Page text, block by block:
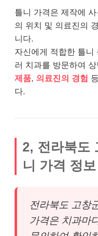
틀니 가격은 제작에
의 위치 및 의료진의
니다.
자신에게 적합한 틀니
러 치과를 방문하여
제품, 의료진의 경험
다.
2, 전라북도
니 가격 정보
전라북도 고창
가격은 치과마